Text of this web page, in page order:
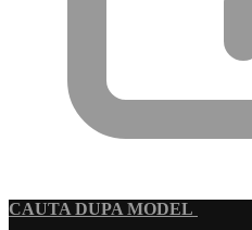
CAUTA DUPA MODEL